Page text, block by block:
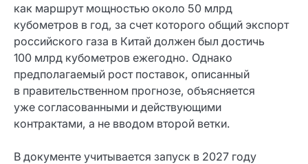
как маршрут мощностью около 50 млрд
кубометров в год, за счет которого общий экспорт
российского газа в Китай должен был достичь
100 млрд кубометров ежегодно. Однако
предполагаемый рост поставок, описанный
в правительственном прогнозе, объясняется
уже согласованными и действующими
контрактами, а не вводом второй ветки.
В документе учитывается запуск в 2027 году